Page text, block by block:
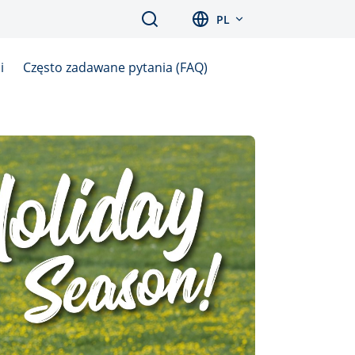
Search PL
Często zadawane pytania (FAQ)